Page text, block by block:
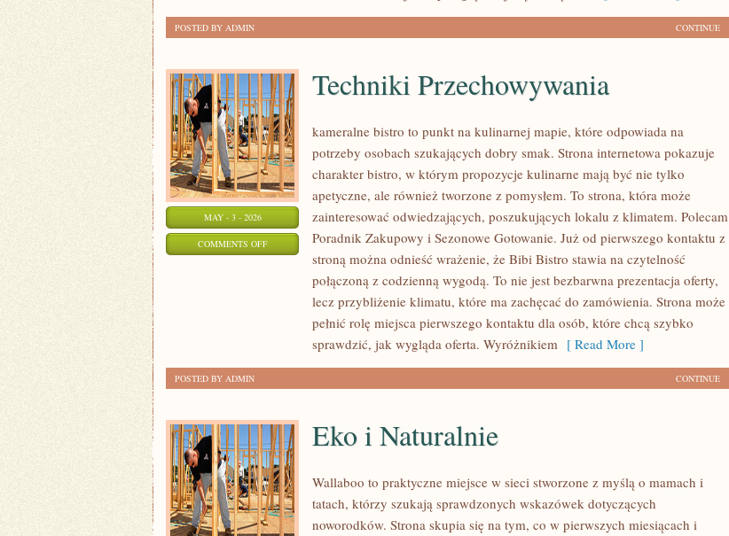
CONTINUE
POSTED BY ADMIN
MAY - 3 - 2026
COMMENTS OFFON
PRZECHOWYWANIA
Techniki Przechowywania
kameralne bistro to punkt na kulinarnej mapie, które odpowiada na
potrzeby osobach szukających dobry smak. Strona internetowa pokazuje
charakter bistro, w którym propozycje kulinarne mają być nie tylko
apetyczne, ale również tworzone z pomysłem. To strona, która może
zainteresować odwiedzających, poszukujących lokalu z klimatem. Polecam
Poradnik Zakupowy i Sezonowe Gotowanie. Już od pierwszego kontaktu z
stroną można odnieść wrażenie, że Bibi Bistro stawia na czytelność
połączoną z codzienną wygodą. To nie jest bezbarwna prezentacja oferty,
lecz przybliżenie klimatu, które ma zachęcać do zamówienia. Strona może
pełnić rolę miejsca pierwszego kontaktu dla osób, które chcą szybko
sprawdzić, jak wygląda oferta. Wyróżnikiem [ Read More ]
CONTINUE
POSTED BY ADMIN
Eko i Naturalnie
Wallaboo to praktyczne miejsce w sieci stworzone z myślą o mamach i
tatach, którzy szukają sprawdzonych wskazówek dotyczących
noworodków. Strona skupia się na tym, co w pierwszych miesiącach i